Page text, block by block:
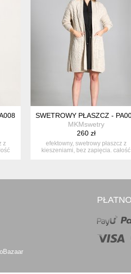
SZARY MKM
z
SWETROWY PŁASZCZ -
MKMswetry
260 zł
efektowny, swetrowy płaszcz z
kieszeniami, bez zapięcia. całość